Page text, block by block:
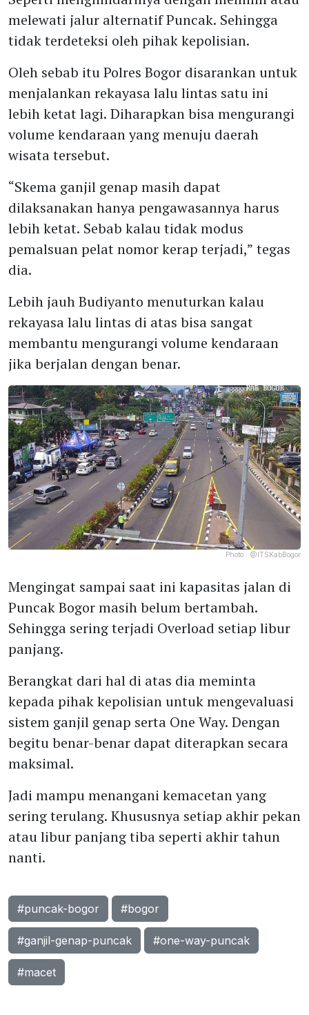
melewati jalur alternatif Puncak. Sehingga
tidak terdeteksi oleh pihak kepolisian.
Oleh sebab itu Polres Bogor disarankan untuk
menjalankan rekayasa lalu lintas satu ini
lebih ketat lagi. Diharapkan bisa mengurangi
volume kendaraan yang menuju daerah
wisata tersebut.
“Skema ganjil genap masih dapat
dilaksanakan hanya pengawasannya harus
lebih ketat. Sebab kalau tidak modus
pemalsuan pelat nomor kerap terjadi,” tegas
dia.
Lebih jauh Budiyanto menuturkan kalau
rekayasa lalu lintas di atas bisa sangat
membantu mengurangi volume kendaraan
jika berjalan dengan benar.
Photo : @ITSKabBogor
Mengingat sampai saat ini kapasitas jalan di
Puncak Bogor masih belum bertambah.
Sehingga sering terjadi Overload setiap libur
panjang.
Berangkat dari hal di atas dia meminta
kepada pihak kepolisian untuk mengevaluasi
sistem ganjil genap serta One Way. Dengan
begitu benar-benar dapat diterapkan secara
maksimal.
Jadi mampu menangani kemacetan yang
sering terulang. Khususnya setiap akhir pekan
atau libur panjang tiba seperti akhir tahun
nanti.
#puncak-bogor #bogor
#ganjil-genap-puncak #one-way-puncak
#macet